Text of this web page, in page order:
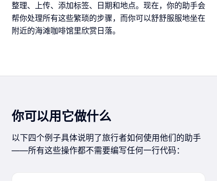
整理、上传、添加标签、日期和地点。现在，你的助手会
帮你处理所有这些繁琐的步骤，而你可以舒舒服服地坐在
附近的海滩咖啡馆里欣赏日落。
你可以用它做什么
以下四个例子具体说明了旅行者如何使用他们的助手
——所有这些操作都不需要编写任何一行代码：